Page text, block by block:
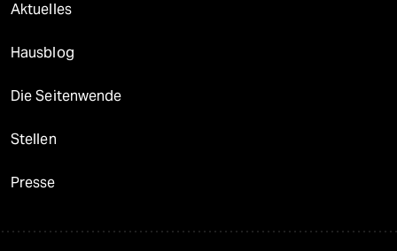
Aktuelles
Hausblog
Die Seitenwende
Stellen
Presse